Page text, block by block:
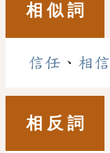
相 似 詞
信任 、 相信
相 反 詞